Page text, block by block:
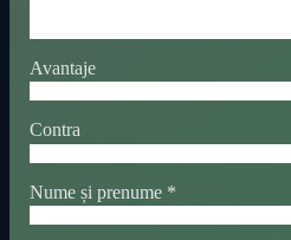
Avantaje
Contra
Nume și prenume *